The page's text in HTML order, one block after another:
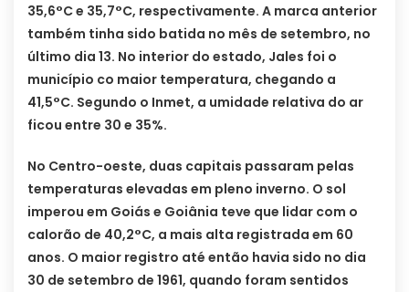
35,6°C e 35,7°C, respectivamente. A marca anterior
também tinha sido batida no mês de setembro, no
último dia 13. No interior do estado, Jales foi o
município co maior temperatura, chegando a
41,5°C. Segundo o Inmet, a umidade relativa do ar
ficou entre 30 e 35%.
No Centro-oeste, duas capitais passaram pelas
temperaturas elevadas em pleno inverno. O sol
imperou em Goiás e Goiânia teve que lidar com o
calorão de 40,2°C, a mais alta registrada em 60
anos. O maior registro até então havia sido no dia
30 de setembro de 1961, quando foram sentidos